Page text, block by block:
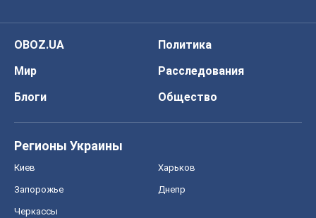
OBOZ.UA
Политика
Мир
Расследования
Блоги
Общество
Регионы Украины
Киев Харьков
Запорожье Днепр
Черкассы